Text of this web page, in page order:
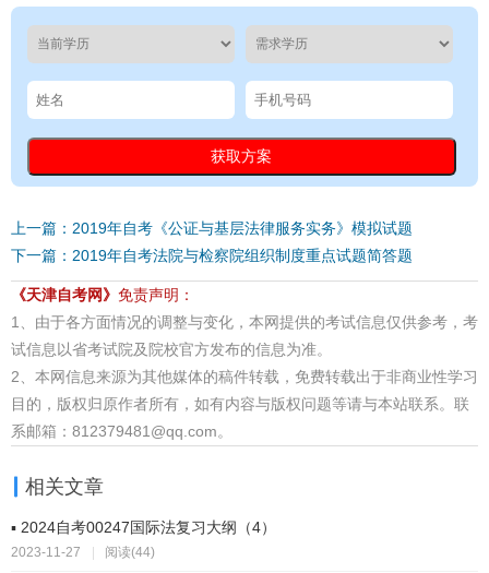
上一篇：2019年自考《公证与基层法律服务实务》模拟试题
下一篇：2019年自考法院与检察院组织制度重点试题简答题
《天津自考网》 免责声明：
1、由于各方面情况的调整与变化，本网提供的考试信息仅供参考，考
试信息以省考试院及院校官方发布的信息为准。
2、本网信息来源为其他媒体的稿件转载，免费转载出于非商业性学习
目的，版权归原作者所有，如有内容与版权问题等请与本站联系。联
系邮箱：812379481@qq.com。
相关文章
▪ 2024自考00247国际法复习大纲（4）
2023-11-27 | 阅读(44)